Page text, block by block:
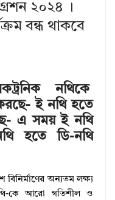
২০২৪ ।
বন্ধ থাকবে
নথিকে
ই নথি হতে
এ সময় ই নথি
হতে ডি-নথি
বিনির্মাণের অন্যতম লক্ষ্য
কে আরো গতিশীল ও